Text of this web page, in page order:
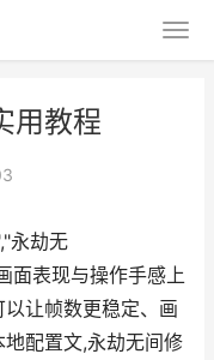
用教程
永劫无
表现与操作手感上
让帧数更稳定、画
配置文,永劫无间修